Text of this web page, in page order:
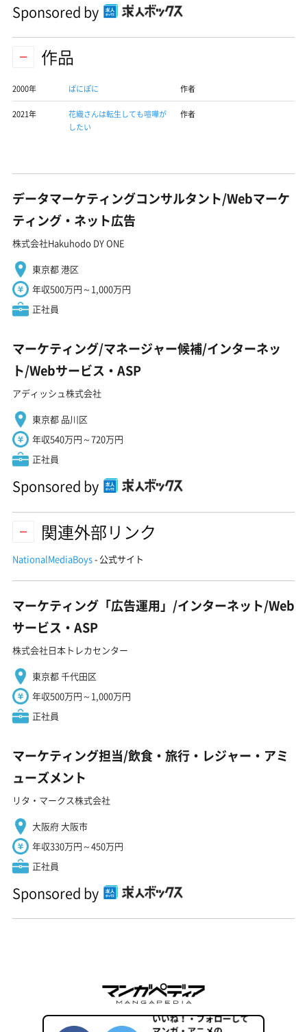
Sponsored by
作品
2000年 ぱにぽに 作者
2021年
花織さんは転生しても喧嘩が
したい
作者
データマーケティングコンサルタント/Webマーケ
ティング・ネット広告
株式会社Hakuhodo DY ONE
東京都 港区
年収500万円～1,000万円
正社員
マーケティング/マネージャー候補/インターネッ
ト/Webサービス・ASP
アディッシュ株式会社
東京都 品川区
年収540万円～720万円
正社員
Sponsored by
関連外部リンク
NationalMediaBoys- 公式サイト
マーケティング「広告運用」/インターネット/Web
サービス・ASP
株式会社日本トレカセンター
東京都 千代田区
年収500万円～1,000万円
正社員
マーケティング担当/飲食・旅行・レジャー・アミ
ューズメント
リタ・マークス株式会社
大阪府 大阪市
年収330万円～450万円
正社員
Sponsored by